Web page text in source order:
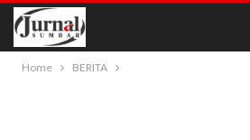
Home BERITA